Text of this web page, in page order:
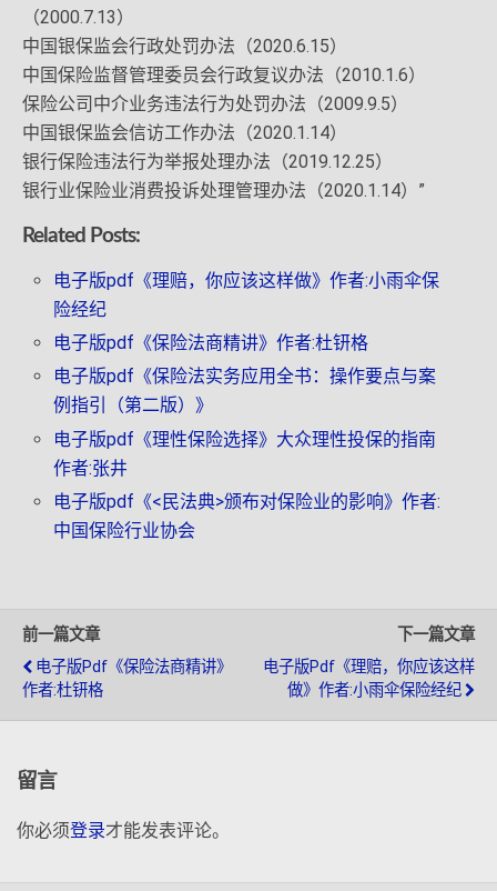
（2000.7.13）
中国银保监会行政处罚办法（2020.6.15）
中国保险监督管理委员会行政复议办法（2010.1.6）
保险公司中介业务违法行为处罚办法（2009.9.5）
中国银保监会信访工作办法（2020.1.14）
银行保险违法行为举报处理办法（2019.12.25）
银行业保险业消费投诉处理管理办法（2020.1.14）”
Related Posts:
电子版pdf《理赔，你应该这样做》作者:小雨伞保
险经纪
电子版pdf《保险法商精讲》作者:杜钘格
电子版pdf《保险法实务应用全书：操作要点与案
例指引（第二版）》
电子版pdf《理性保险选择》大众理性投保的指南
作者:张井
电子版pdf《<民法典>颁布对保险业的影响》作者:
中国保险行业协会
前一篇文章
电子版pdf《保险法商精讲》
作者:杜钘格
下一篇文章
电子版pdf《理赔，你应该这样
做》作者:小雨伞保险经纪
留言
你必须登录才能发表评论。